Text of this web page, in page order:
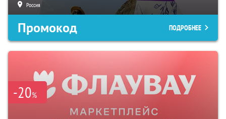
Россия
Промокод ПОДРОБНЕЕ
-20%